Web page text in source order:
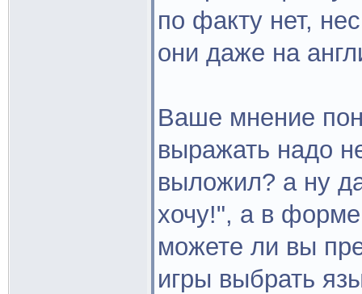
по факту нет,
они даже на
Ваше мнение
выражать надо
выложил? а ну
хочу!", а в форме
можете ли вы
игры выбрать